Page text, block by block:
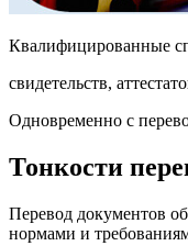
Квалифицированные
свидетельств,
Одновременно с
Тонкости
Перевод документов
нормами и